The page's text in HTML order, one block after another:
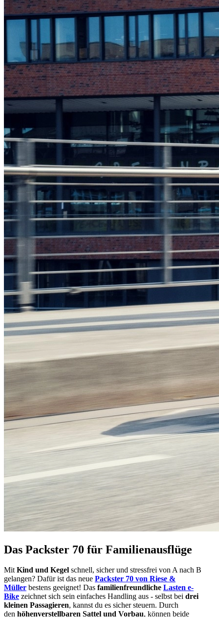
Das Packster 70 für Familienausflüge
MitKind und Kegel schnell, sicher und stressfrei von A nach B
gelangen? Dafür ist das neue Packster 70 von Riese &
Müller bestens geeignet! Das familienfreundliche Lasten e-
Bike zeichnet sich sein einfaches Handling aus - selbst bei drei
kleinen Passagieren, kannst du es sicher steuern. Durch
den höhenverstellbaren Sattel und Vorbau, können beide